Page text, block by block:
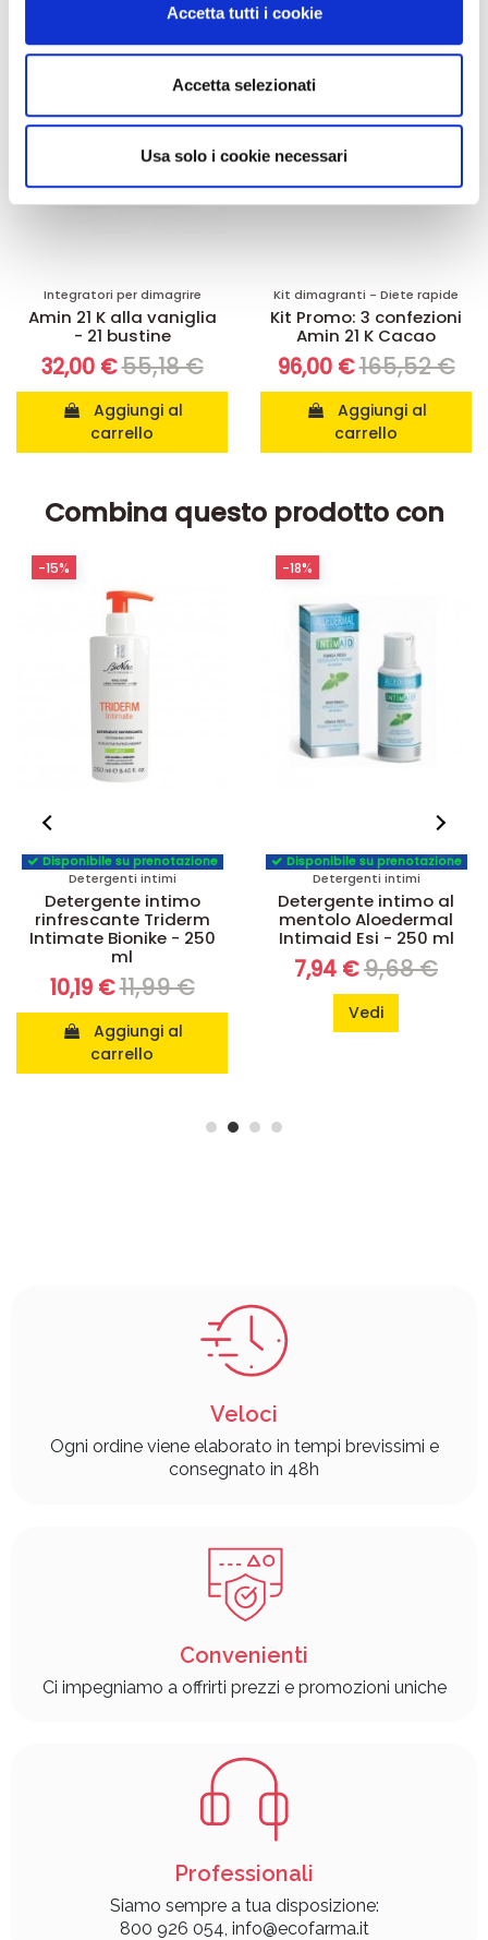
dalla Dichiarazione sui cookie.
Utilizziamo i cookie per personalizzare contenuti ed
analizzare il nostro traffico. Condividiamo inoltre
informazioni sul modo in cui utilizza il nostro sito con i
nostri partner che si occupano di analisi dei dati web,
pubblicità e social media, i quali potrebbero combinarle
Accetta tutti i cookie
Accetta selezionati
Usa solo i cookie necessari
Integratori per dimagrire
Amin 21 K alla vaniglia
- 21 bustine
32,00 €55,18 €
carrello
Kit dimagranti - Diete rapide
Kit Promo: 3 confezioni
Amin 21 K Cacao
96,00 €165,52 €
carrello
-42%
Combina questo prodotto con
Disponibile su prenotazione
Detergenti intimi
Detergente intimo
rinfrescante Triderm
Intimate Bionike - 250
ml
10,19 €11,99 €
carrello
-15%
Disponibile su prenotazione
Detergenti intimi
Detergente intimo al
mentolo Aloedermal
Intimaid Esi - 250 ml
7,94 €9,68 €
Vedi
-18%
Veloci
Ogni ordine viene elaborato in tempi brevissimi e
consegnato in 48h
Convenienti
Ci impegniamo a offrirti prezzi e promozioni uniche
Professionali
Siamo sempre a tua disposizione:
800 926 054, info@ecofarma.it